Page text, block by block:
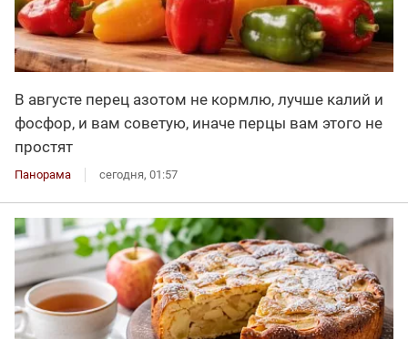
В августе перец азотом не кормлю, лучше калий и
фосфор, и вам советую, иначе перцы вам этого не
простят
Панорама сегодня, 01:57